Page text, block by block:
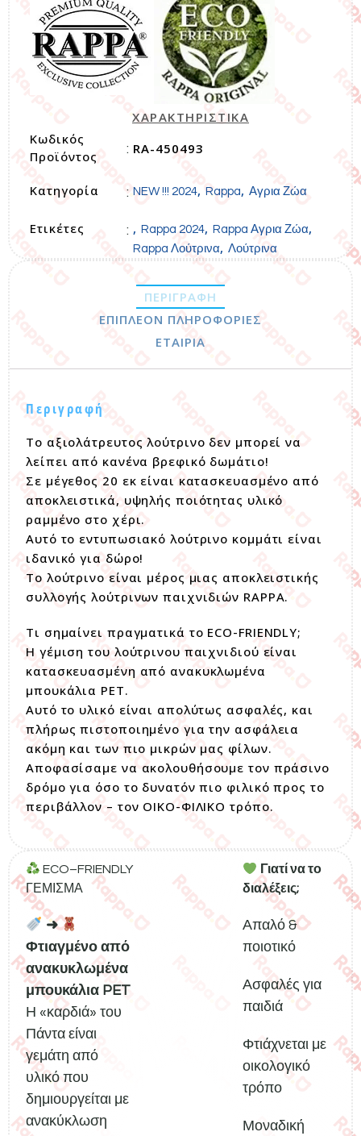
ΧΑΡΑΚΤΗΡΙΣΤΙΚΑ
Κωδικός
Προϊόντος
: RA-450493
Κατηγορία : NEW !!! 2024, Rappa, Αγρια Ζώα
Ετικέτες : , Rappa 2024, Rappa Αγρια Ζώα,
Rappa Λούτρινα, Λούτρινα
ΠΕΡΙΓΡΑΦΉ
ΕΠΙΠΛΈΟΝ ΠΛΗΡΟΦΟΡΊΕΣ
ΕΤΑΙΡΊΑ
Περιγραφή
Το αξιολάτρευτος λούτρινο δεν μπορεί να
λείπει από κανένα βρεφικό δωμάτιο!
Σε μέγεθος 20 εκ είναι κατασκευασμένο από
αποκλειστικά, υψηλής ποιότητας υλικό
ραμμένο στο χέρι.
Αυτό το εντυπωσιακό λούτρινο κομμάτι είναι
ιδανικό για δώρο!
Το λούτρινο είναι μέρος μιας αποκλειστικής
συλλογής λούτρινων παιχνιδιών RAPPA.
Τι σημαίνει πραγματικά το ECO-FRIENDLY;
Η γέμιση του λούτρινου παιχνιδιού είναι
κατασκευασμένη από ανακυκλωμένα
μπουκάλια PET.
Αυτό το υλικό είναι απολύτως ασφαλές, και
πλήρως πιστοποιημένο για την ασφάλεια
ακόμη και των πιο μικρών μας φίλων.
Αποφασίσαμε να ακολουθήσουμε τον πράσινο
δρόμο για όσο το δυνατόν πιο φιλικό προς το
περιβάλλον – τον ΟΙΚΟ-ΦΙΛΙΚΟ τρόπο.
ECO–FRIENDLY
ΓΕΜΙΣΜΑ
➜
Φτιαγμένο από
ανακυκλωμένα
μπουκάλια PET
Η «καρδιά» του
Πάντα είναι
γεμάτη από
υλικό που
δημιουργείται με
ανακύκλωση
Γιατί να το
διαλέξεις;
Απαλό &
ποιοτικό
Ασφαλές για
παιδιά
Φτιάχνεται με
οικολογικό
τρόπο
Μοναδική